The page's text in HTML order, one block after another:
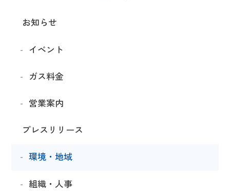
お知らせ
イベント
ガス料金
営業案内
プレスリリース
環境・地域
組織・人事